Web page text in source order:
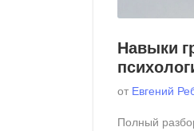
Навыки
от Евгений
Полный